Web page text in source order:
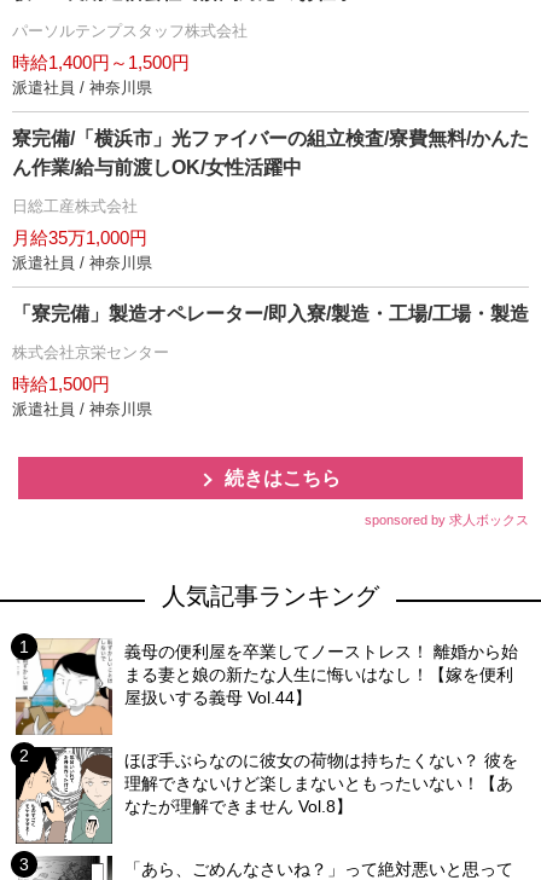
パーソルテンプスタッフ株式会社
時給1,400円～1,500円
派遣社員 / 神奈川県
寮完備/「横浜市」光ファイバーの組立検査/寮費無料/かんた
ん作業/給与前渡しOK/女性活躍中
日総工産株式会社
月給35万1,000円
派遣社員 / 神奈川県
「寮完備」製造オペレーター/即入寮/製造・工場/工場・製造
株式会社京栄センター
時給1,500円
派遣社員 / 神奈川県
続きはこちら
sponsored by 求人ボックス
人気記事ランキング
義母の便利屋を卒業してノーストレス！ 離婚から始
まる妻と娘の新たな人生に悔いはなし！【嫁を便利
屋扱いする義母 Vol.44】
ほぼ手ぶらなのに彼女の荷物は持ちたくない？ 彼を
理解できないけど楽しまないともったいない！【あ
なたが理解できません Vol.8】
「あら、ごめんなさいね？」って絶対悪いと思って